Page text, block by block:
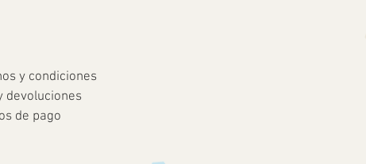
y condiciones
devoluciones
de pago